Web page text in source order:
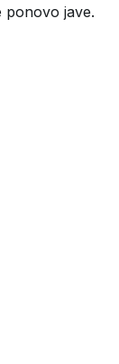
ponovo jave.